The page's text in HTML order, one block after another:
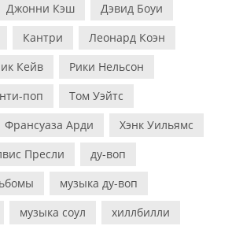
Джонни Кэш
Дэвид Боуи
Кантри
Леонард Коэн
Кейв
Рики Нельсон
поп
Том Уэйтс
Франсуаза Арди
Хэнк Уильямс
Пресли
ду-воп
музыка ду-воп
музыка соул хиллбилли